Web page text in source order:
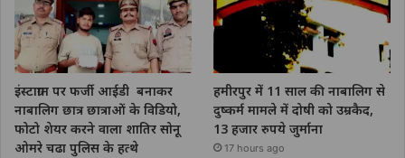
इंस्टाग्राम पर फर्जी आईडी बनाकर
नाबालिग छात्र छात्राओं के विडियो,
फोटो शेयर करने वाला शातिर सोनू
ओमरे चढा पुलिस के हत्थे
हमीरपुर में 11 साल की नाबालिग से
दुष्कर्म मामले में दोषी को उम्रकैद,
13 हजार रुपये जुर्माना
17 hours ago